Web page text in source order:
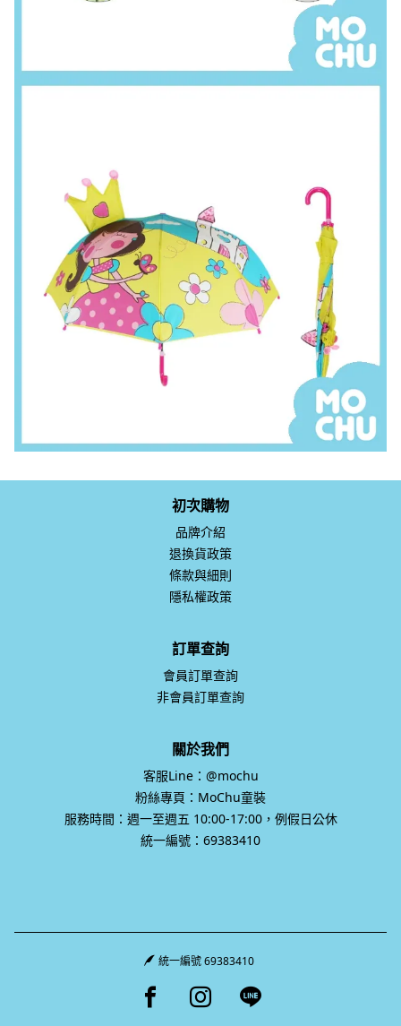
初次購物
品牌介紹
退換貨政策
條款與細則
隱私權政策
訂單查詢
會員訂單查詢
非會員訂單查詢
關於我們
客服Line：@mochu
粉絲專頁：MoChu童裝
服務時間：週一至週五 10:00-17:00，例假日公休
統一編號：69383410
統一編號 69383410
Facebook page
Instagram page
Line page